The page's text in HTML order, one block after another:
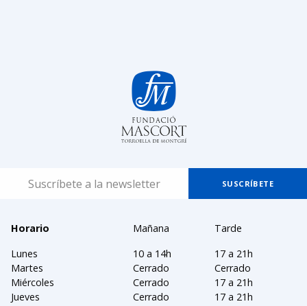
Horario Mañana
Tarde
Lunes
10 a 14h
17 a 21h
Martes
Cerrado
Cerrado
Miércoles
Cerrado
17 a 21h
Jueves
Cerrado
17 a 21h